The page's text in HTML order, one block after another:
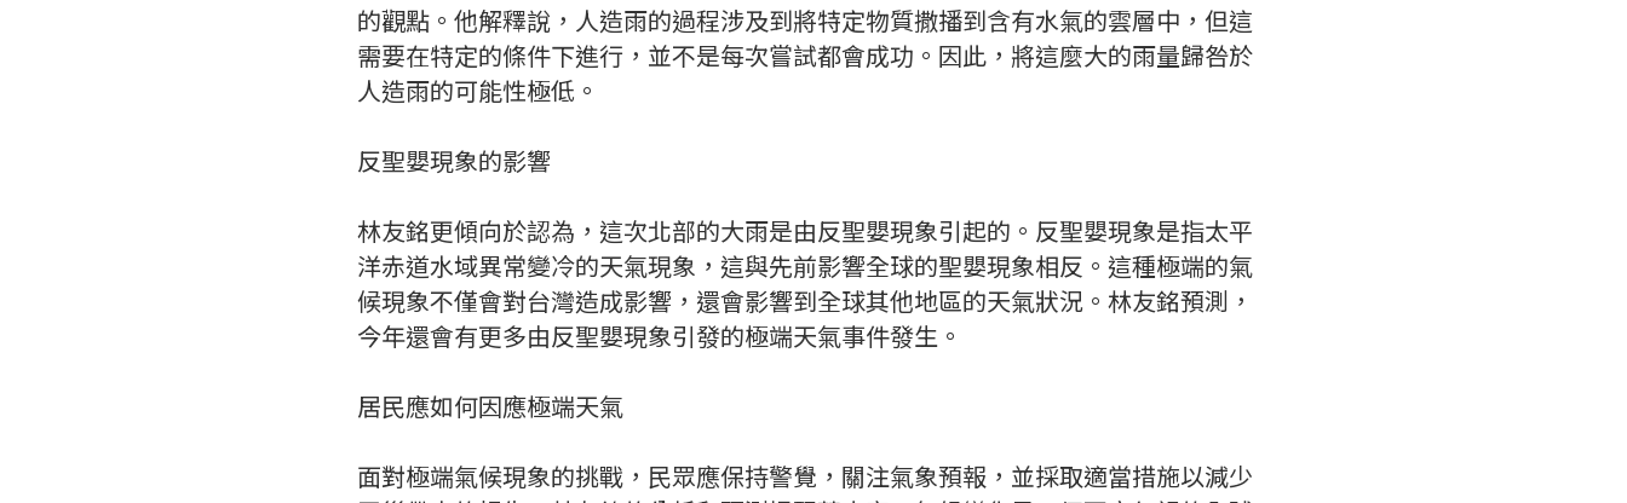
的觀點。他解釋說，人造雨的過程涉及到將特定物質撒播到含有水氣的雲層中，但這
需要在特定的條件下進行，並不是每次嘗試都會成功。因此，將這麼大的雨量歸咎於
人造雨的可能性極低。
反聖嬰現象的影響
林友銘更傾向於認為，這次北部的大雨是由反聖嬰現象引起的。反聖嬰現象是指太平
洋赤道水域異常變冷的天氣現象，這與先前影響全球的聖嬰現象相反。這種極端的氣
候現象不僅會對台灣造成影響，還會影響到全球其他地區的天氣狀況。林友銘預測，
今年還會有更多由反聖嬰現象引發的極端天氣事件發生。
居民應如何因應極端天氣
面對極端氣候現象的挑戰，民眾應保持警覺，關注氣象預報，並採取適當措施以減少